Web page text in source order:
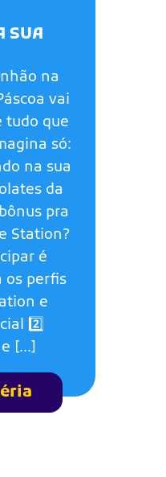
SUA
na
vai
tudo que
só:
na sua
da
pra
Station?
é
os perfis
e
2️⃣
e […]